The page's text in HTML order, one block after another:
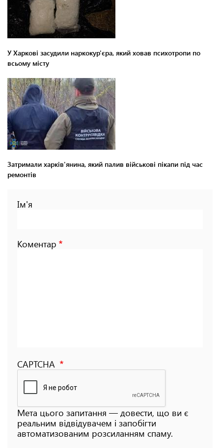
У Харкові засудили наркокур'єра, який ховав психотропи по
всьому місту
Затримали харків'янина, який палив військові пікапи під час
ремонтів
Ім'я
Коментар
CAPTCHA
Мета цього запитання — довести, що ви є
реальним відвідувачем і запобігти
автоматизованим розсиланням спаму.